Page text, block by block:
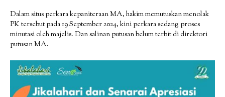
Dalam situs perkara kepaniteraan MA, hakim memutuskan menolak
PK tersebut pada 19 September 2024, kini perkara sedang proses
minutasi oleh majelis. Dan salinan putusan belum terbit di direktori
putusan MA.